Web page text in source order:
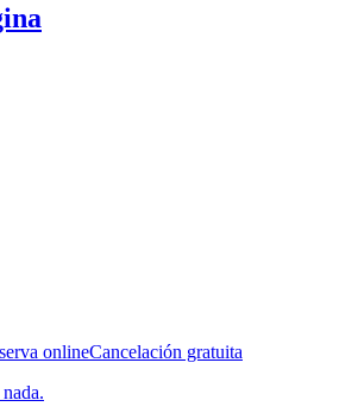
onlineCancelación gratuita